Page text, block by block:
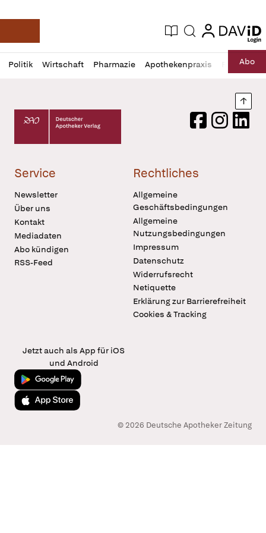
Deutsche Apotheker Zeitung
Aktuelle Ausgabe
Suche login
login
Politik Wirtschaft Pharmazie Apothekenpraxis RechtAbo
Profil
öffnen
Daz
Pur
Deutscher Apotheker Verlag Logo
FacebookInstagram
Service
Newsletter
Über uns
Kontakt
Mediadaten
Abo kündigen
RSS-Feed
Rechtliches
Allgemeine
Geschäftsbedingungen
Allgemeine
Nutzungsbedingungen
Impressum
Datenschutz
Widerrufsrecht
Netiquette
Erklärung zur Barrierefreiheit
Cookies & Tracking
Jetzt auch als App für iOS
und Android
Jetzt bei Google Play
Laden im App Store
© 2026 Deutsche Apotheker Zeitung